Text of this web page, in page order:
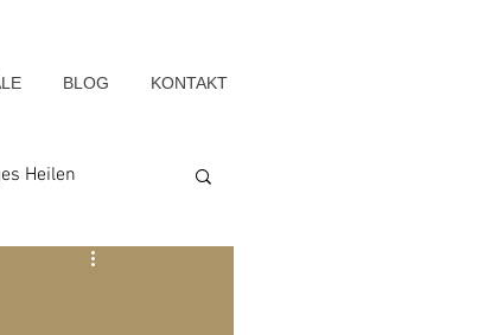
BLOG KONTAKT
Heilen